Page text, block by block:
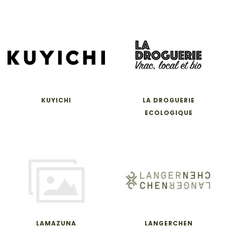
KUYICHI
LA DROGUERIE
ECOLOGIQUE
LAMAZUNA LANGERCHEN